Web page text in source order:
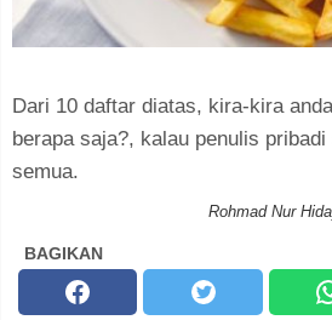
Dari 10 daftar diatas, kira-kira
berapa saja?, kalau penulis
semua.
Rohmad Nur
BAGIKAN